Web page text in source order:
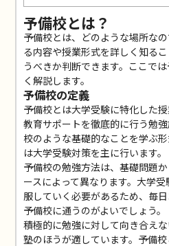
予備校とは？
予備校とは、どのような場所な
る内容や授業形式を詳しく知る
うべきか判断できます。ここで
く解説します。
予備校の定義
予備校とは大学受験に特化した
教育サポートを徹底的に行う勉
校のような基礎的なことを学ぶ
は大学受験対策を主に行います。
予備校の勉強方法は、基礎問題
ースによって異なります。大学
服していく必要があるため、毎
予備校に通うのがよいでしょう。
積極的に勉強に対して向き合え
塾のほうが適しています。予備